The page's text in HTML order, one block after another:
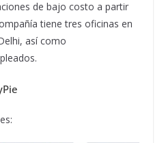
de bajo costo a partir
tiene tres oficinas en
así como